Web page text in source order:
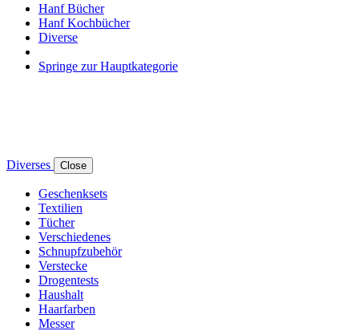
Hanf Bücher
Hanf Kochbücher
Diverse
Springe zur Hauptkategorie
Diverses Close
Geschenksets
Textilien
Tücher
Verschiedenes
Schnupfzubehör
Verstecke
Drogentests
Haushalt
Haarfarben
Messer